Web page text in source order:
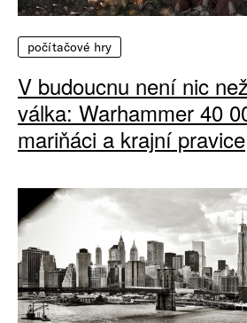
počítačové hry
V budoucnu není nic
válka: Warhammer 40
mariňáci a krajní pravice